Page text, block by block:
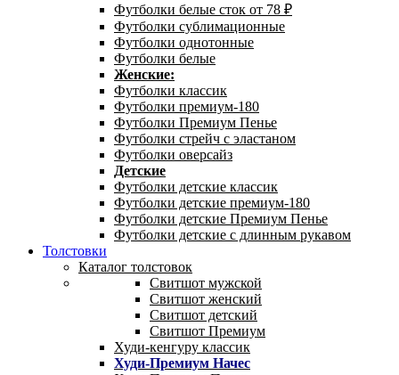
Футболки белые сток от 78 ₽
Футболки сублимационные
Футболки однотонные
Футболки белые
Женские:
Футболки классик
Футболки премиум-180
Футболки Премиум Пенье
Футболки стрейч с эластаном
Футболки оверсайз
Детские
Футболки детские классик
Футболки детские премиум-180
Футболки детские Премиум Пенье
Футболки детские с длинным рукавом
Толстовки
Каталог толстовок
Свитшот мужской
Свитшот женский
Свитшот детский
Свитшот Премиум
Худи-кенгуру классик
Худи-Премиум Начес